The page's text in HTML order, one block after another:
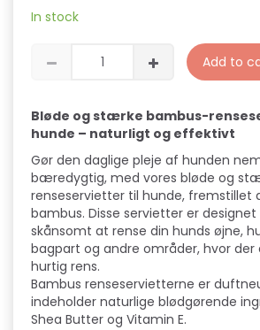
In stock
Add to
Bløde og stærke bambus-
hunde – naturligt og effektivt
Gør den daglige pleje af hunden
bæredygtig, med vores bløde og
renseservietter til hunde, fremstillet
bambus. Disse servietter er
skånsomt at rense din hunds øjne,
bagpart og andre områder, hvor der
hurtig rens.
Bambus renseservietterne er
indeholder naturlige blødgørende
Shea Butter og Vitamin E.